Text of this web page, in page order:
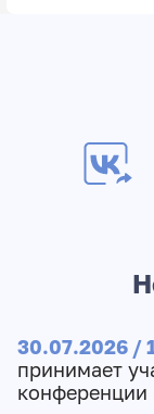
30.07.2026 /
принимает
конференции